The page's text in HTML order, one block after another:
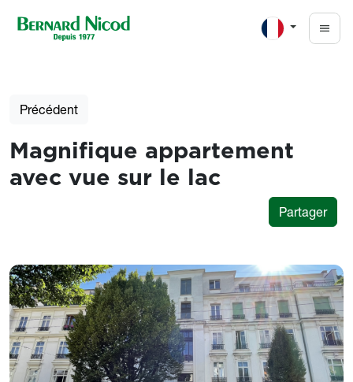
Précédent
Magnifique appartement
avec vue sur le lac
Partager
Photos